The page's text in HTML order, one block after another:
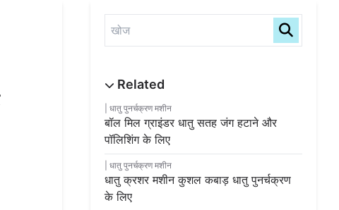
धातु पुनर्चक्रण मशीन
बॉल मिल ग्राइंडर धातु सतह जंग हटाने और
पॉलिशिंग के लिए
धातु पुनर्चक्रण मशीन
धातु क्रशर मशीन कुशल कबाड़ धातु पुनर्चक्रण
के लिए